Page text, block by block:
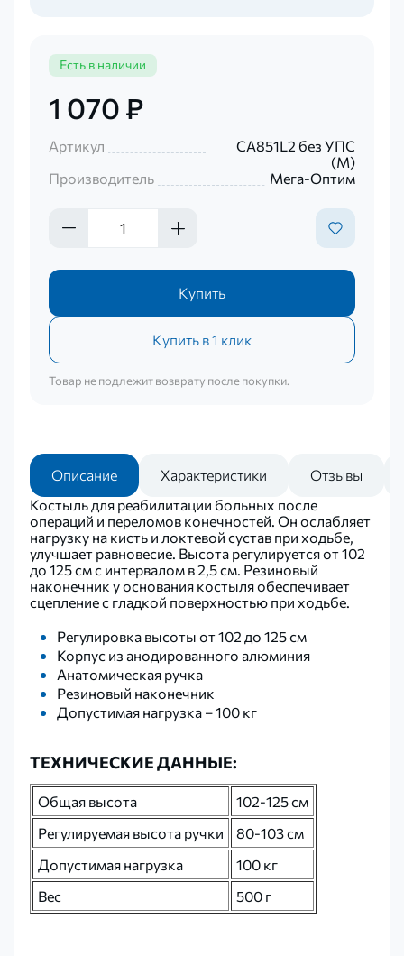
Есть в наличии
1 070 ₽
Артикул
CA851L2 без УПС
(М)
Производитель
Мега-Оптим
Купить
Купить в 1 клик
Товар не подлежит возврату после покупки.
Описание Характеристики
Отзывы
Костыль для реабилитации больных после
операций и переломов конечностей. Он ослабляет
нагрузку на кисть и локтевой сустав при ходьбе,
улучшает равновесие. Высота регулируется от 102
до 125 см с интервалом в 2,5 см. Резиновый
наконечник у основания костыля обеспечивает
сцепление с гладкой поверхностью при ходьбе.
Регулировка высоты от 102 до 125 см
Корпус из анодированного алюминия
Анатомическая ручка
Резиновый наконечник
Допустимая нагрузка – 100 кг
ТЕХНИЧЕСКИЕ ДАННЫЕ:
Общая высота
102-125 см
Регулируемая высота ручки
80-103 см
Допустимая нагрузка
100 кг
Вес
500 г